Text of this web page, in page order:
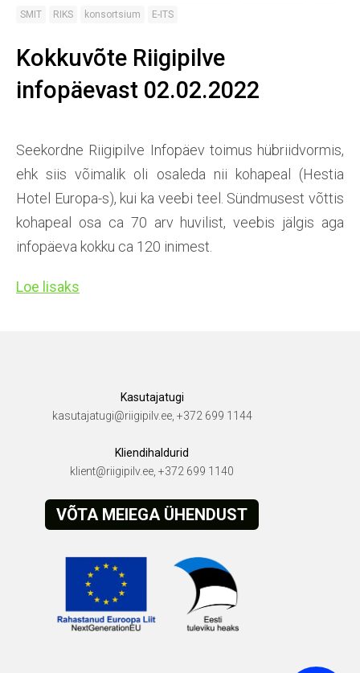
SMIT RIKS konsortsium E-ITS
Kokkuvõte Riigipilve
infopäevast 02.02.2022
Seekordne Riigipilve Infopäev toimus hübriidvormis,
ehk siis võimalik oli osaleda nii kohapeal (Hestia
Hotel Europa-s), kui ka veebi teel. Sündmusest võttis
kohapeal osa ca 70 arv huvilist, veebis jälgis aga
infopäeva kokku ca 120 inimest.
Loe lisaks
Kasutajatugi
kasutajatugi@riigipilv.ee, +372 699 1144
Kliendihaldurid
klient@riigipilv.ee, +372 699 1140
VÕTA MEIEGA ÜHENDUST